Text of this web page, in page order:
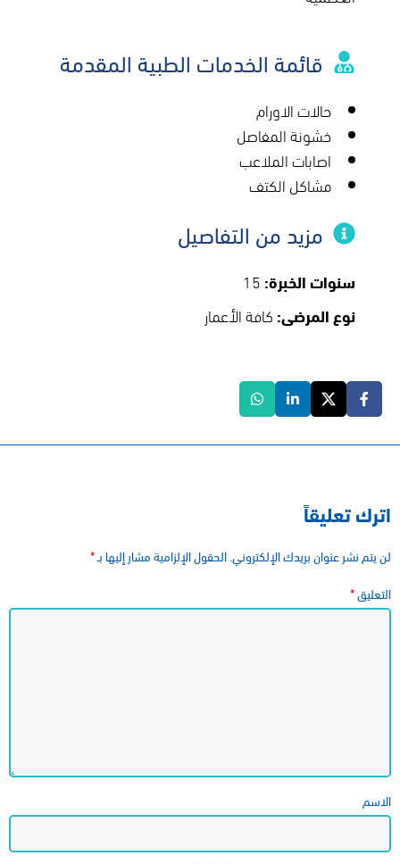
قائمة الخدمات الطبية المقدمة
حالات الاورام
خشونة المفاصل
اصابات الملاعب
مشاكل الكتف
مزيد من التفاصيل
سنوات الخبرة:15
نوع المرضى:كافة الأعمار
اترك تعليقاً
لن يتم نشر عنوان بريدك الإلكتروني. الحقول الإلزامية مشار إليها بـ *
التعليق*
الاسم